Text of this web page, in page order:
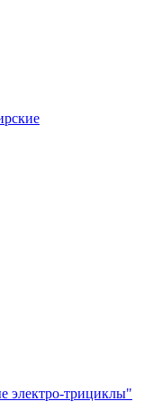
электро‑трициклы"